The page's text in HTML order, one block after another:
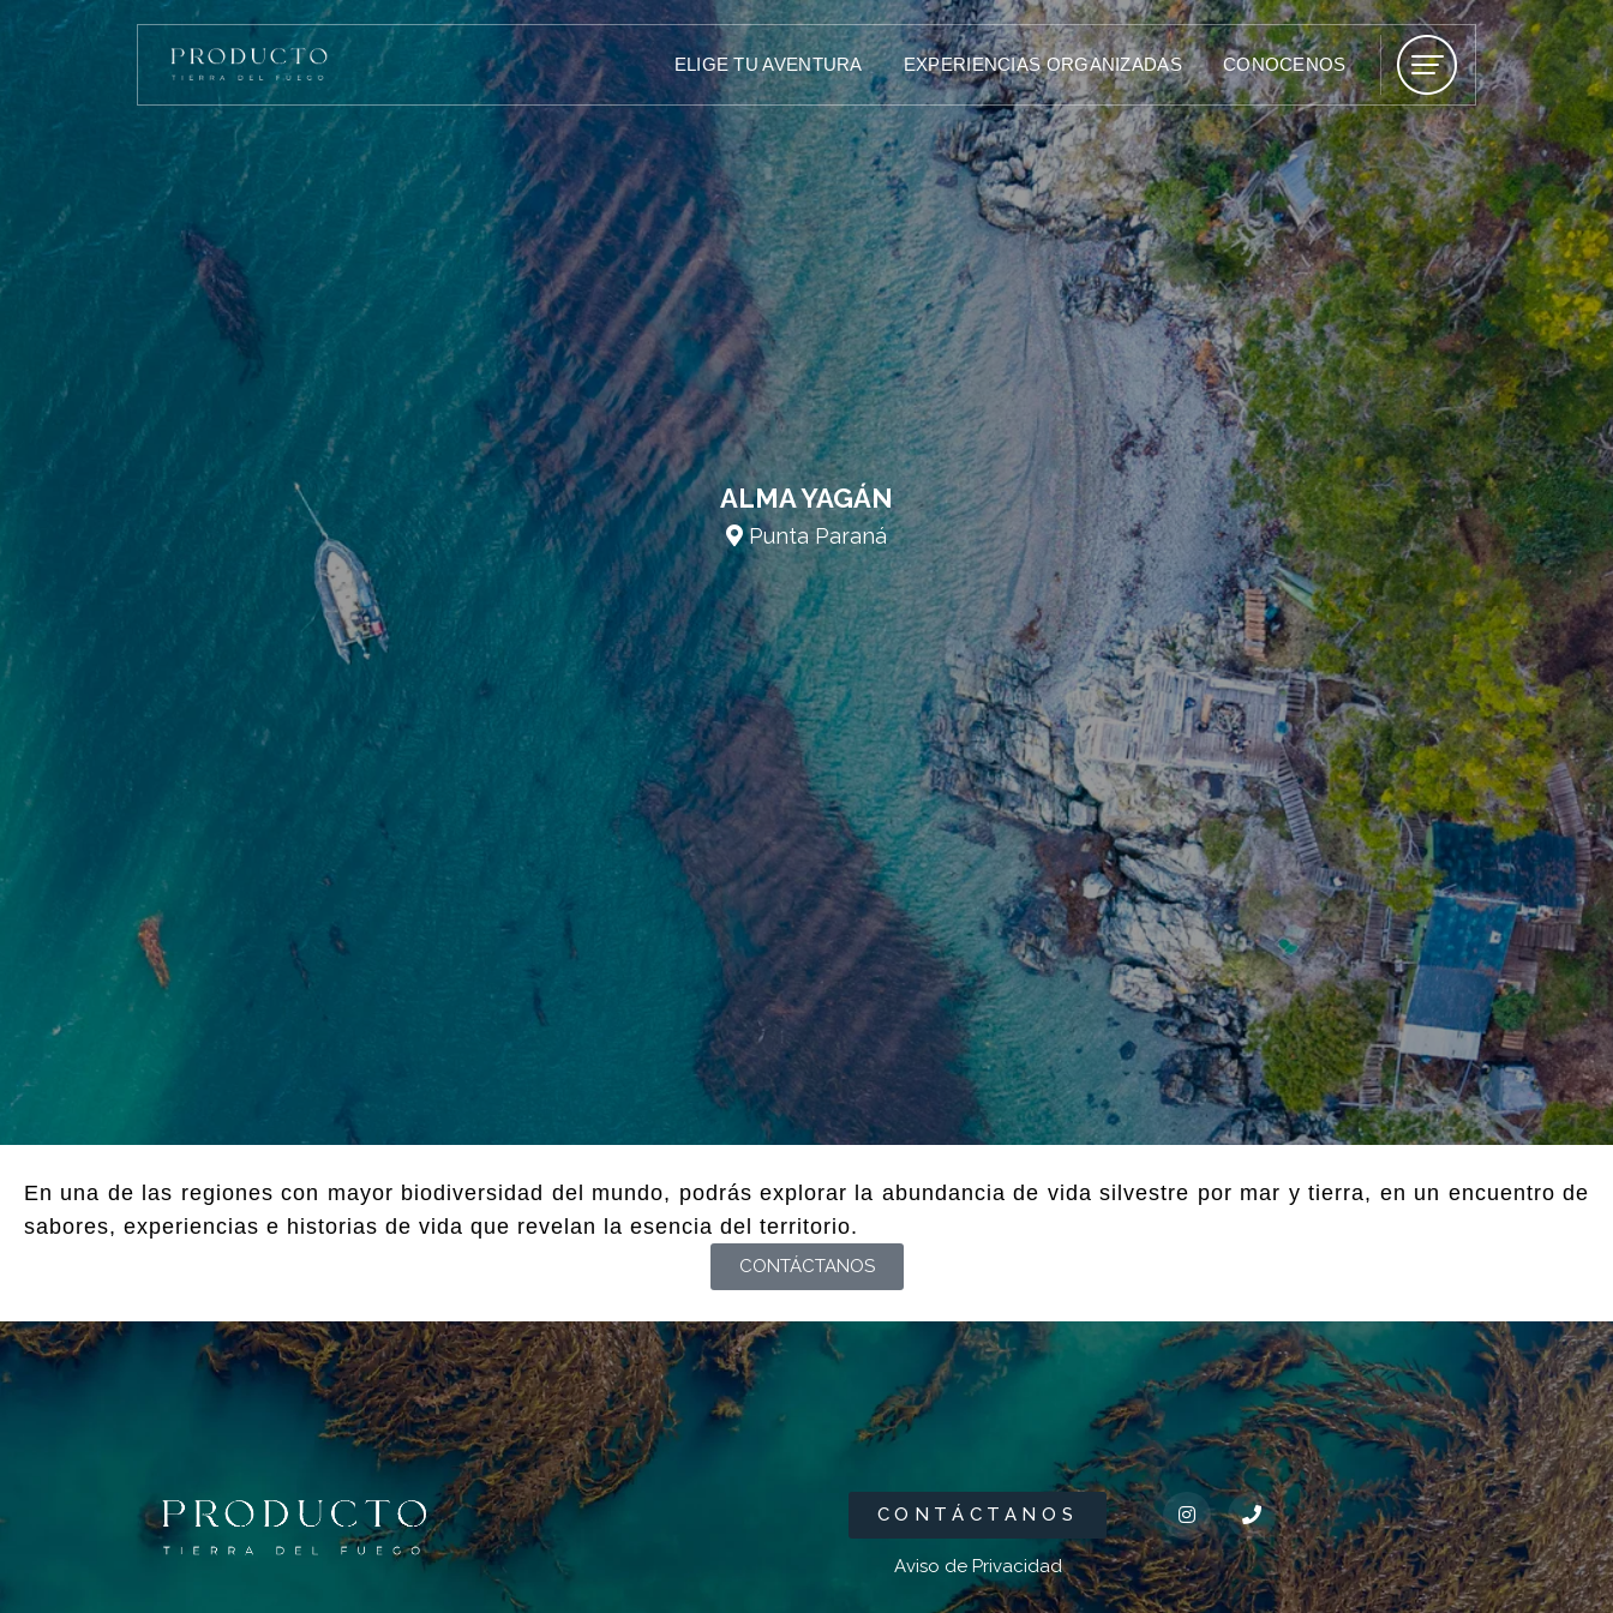
ELIGE TU AVENTURA EXPERIENCIAS ORGANIZADAS CONOCENOS
ALMA YAGÁN
Punta Paraná
En una de las regiones con mayor biodiversidad del mundo, podrás explorar la abundancia de vida silvestre por mar y tierra, en un encuentro de
sabores, experiencias e historias de vida que revelan la esencia del territorio.
CONTÁCTANOS
CONTÁCTANOS
Aviso de Privacidad